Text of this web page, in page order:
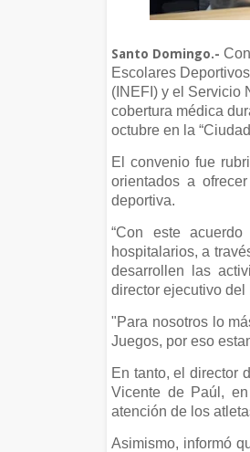
Santo Domingo.-
Escolares
(INEFI) y el Servicio
cobertura médica
octubre en la
El convenio fue
orientados a
deportiva.
“Con este
hospitalarios, a
desarrollen las
director ejecutivo del
"Para nosotros lo
Juegos, por eso
En tanto, el director
Vicente de Paúl,
atención de los
Asimismo, informó